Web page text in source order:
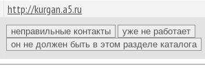
http://kurgan.a5.ru